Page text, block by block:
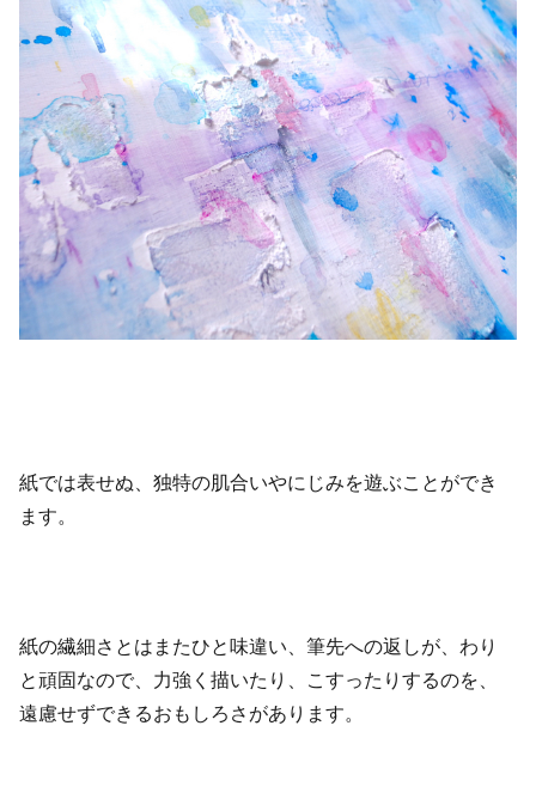
紙では表せぬ、独特の肌合いやにじみを遊ぶことができ
ます。
紙の繊細さとはまたひと味違い、筆先への返しが、わり
と頑固なので、力強く描いたり、こすったりするのを、
遠慮せずできるおもしろさがあります。